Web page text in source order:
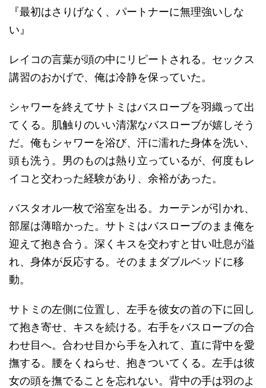
『最初はさりげなく、パートナーに無理強いしな
い』
レイコの言葉が頭の中にリピートされる。セックス
講習のおかげで、俺は冷静を保っていた。
シャワーを終えてサトミはバスローブを羽織って出
てくる。肌触りのいい清潔なバスローブが嬉しそう
だ。俺もシャワーを浴び、汗に濡れた身体を洗い、
頭も洗う。男のものは熱り立っているが、何度もレ
イコと交わった経験があり、余裕があった。
バスタオル一枚で浴室を出る。カーテンが引かれ、
部屋は薄暗かった。サトミはバスローブのまま俺を
迎えて抱き合う。深くキスを交わすと甘い吐息が溢
れ、身体が反応する。そのままダブルベッドに移
動。
サトミの左側に位置し、左手を彼女の首の下に回し
て抱き寄せ、キスを続ける。右手をバスローブの合
わせ目へ。合わせ目から手を入れて、直に背中を愛
撫する。腰をくねらせ、抱きついてくる。左手は彼
女の頭を撫でることを忘れない。背中の手は羽のよ